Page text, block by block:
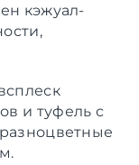
кэжуал-
и туфель с